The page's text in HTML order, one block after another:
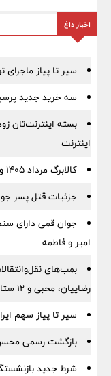
اخبار داغ
سیر تا پیاز
سه خرید جدید
بسته اینترنت‌تان
اینترنت
کالابرگ مرداد ۱۴۰۵ واریز شد + جدول زمان و مبلغ کالابرگ
جزئیات قتل پسر
جوان قمی دارای
امیر و فاطمه
بمب‌های
رضاییان، محبی و ۱۲ ستاره لو رفت
سیر تا پیاز سهم
بازگشت رسمی